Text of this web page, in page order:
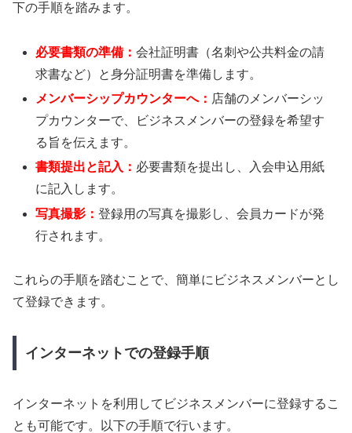
下の手順を踏みます。
必要書類の準備：会社証明書（名刺や公共料金の請
求書など）と身分証明書を準備します。
メンバーシップカウンターへ： 店舗のメンバーシッ
プカウンターで、ビジネスメンバーの登録を希望す
る旨を伝えます。
書類提出と記入： 必要書類を提出し、入会申込用紙
に記入します。
写真撮影：登録用の写真を撮影し、会員カードが発
行されます。
これらの手順を踏むことで、簡単にビジネスメンバーとし
て登録できます。
インターネットでの登録手順
インターネットを利用してビジネスメンバーに登録するこ
とも可能です。以下の手順で行います。